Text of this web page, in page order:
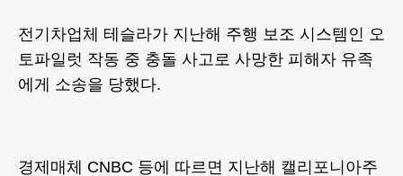
전기차업체 테슬라가 지난해 주행 보조 시스템인 오
토파일럿 작동 중 충돌 사고로 사망한 피해자 유족
에게 소송을 당했다.
경제매체 CNBC 등에 따르면 지난해 캘리포니아주